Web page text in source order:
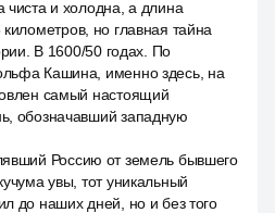
чиста и холодна, а длина
но главная тайна
В 1600/50 годах. По
Кашина, именно здесь, на
самый настоящий
обозначавший западную
Россию от земель бывшего
увы, тот уникальный
до наших дней, но и без того